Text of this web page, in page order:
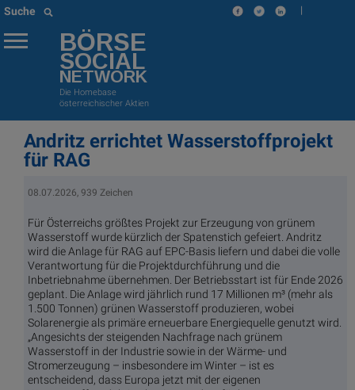
Suche |
BÖRSE
SOCIAL
NETWORK
Die Homebase
österreichischer Aktien
Andritz errichtet Wasserstoffprojekt
für RAG
08.07.2026, 939 Zeichen
Für Österreichs größtes Projekt zur Erzeugung von grünem
Wasserstoff wurde kürzlich der Spatenstich gefeiert. Andritz
wird die Anlage für RAG auf EPC-Basis liefern und dabei die volle
Verantwortung für die Projektdurchführung und die
Inbetriebnahme übernehmen. Der Betriebsstart ist für Ende 2026
geplant. Die Anlage wird jährlich rund 17 Millionen m³ (mehr als
1.500 Tonnen) grünen Wasserstoff produzieren, wobei
Solarenergie als primäre erneuerbare Energiequelle genutzt wird.
„Angesichts der steigenden Nachfrage nach grünem
Wasserstoff in der Industrie sowie in der Wärme- und
Stromerzeugung – insbesondere im Winter – ist es
entscheidend, dass Europa jetzt mit der eigenen